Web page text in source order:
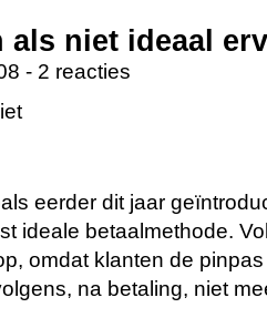
als niet ideaal
- 2 reacties
eerder dit jaar
ideale betaalmethode.
omdat klanten de
na betaling, niet